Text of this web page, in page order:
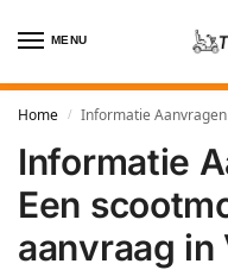
MENU
Home / Informatie Aanvragen
Informatie
Een
aanvraag in